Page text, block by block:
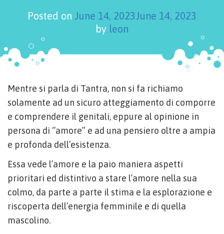
Posted on June 14, 2023June 14, 2023
by leon
Mentre si parla di Tantra, non si fa richiamo
solamente ad un sicuro atteggiamento di comporre
e comprendere il genitali, eppure al opinione in
persona di ‘’amore” e ad una pensiero oltre a ampia
e profonda dell’esistenza.
Essa vede l’amore e la paio maniera aspetti
prioritari ed distintivo a stare l’amore nella sua
colmo, da parte a parte il stima e la esplorazione e
riscoperta dell’energia femminile e di quella
mascolino.